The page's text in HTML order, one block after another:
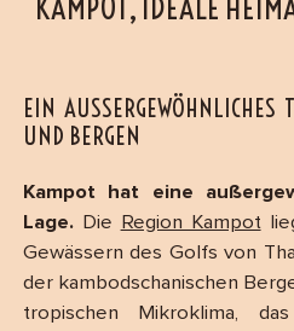
KAMPOT, IDEALE
EIN AUSSERGEWÖHNLICHES
ND BERGEN
Kampot hat eine
Lage.Die Region Kampot
Gewässern des Golfs von
der kambodschanischen
tropischen Mikroklima,